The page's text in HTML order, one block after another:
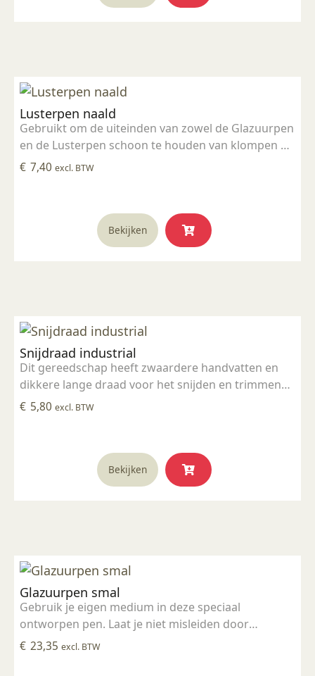
Lusterpen naald
Gebruikt om de uiteinden van zowel de Glazuurpen
en de Lusterpen schoon te houden van klompen en
deeltjes.
€ 7,40 excl. BTW
Bekijken
Snijdraad industrial
Dit gereedschap heeft zwaardere handvatten en
dikkere lange draad voor het snijden en trimmen
van grote kleimassa's. komt in een hitte verzegelde
€ 5,80 excl. BTW
Bekijken
Glazuurpen smal
Gebruik je eigen medium in deze speciaal
ontworpen pen. Laat je niet misleiden door
imitaties. De ingenieurs van Kemper hebben deze
€ 23,35 excl. BTW